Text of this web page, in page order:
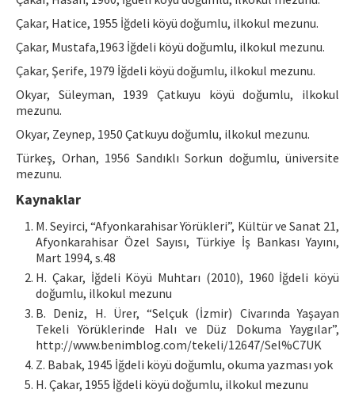
Çakar, Hatice, 1955 İğdeli köyü doğumlu, ilkokul mezunu.
Çakar, Mustafa,1963 İğdeli köyü doğumlu, ilkokul mezunu.
Çakar, Şerife, 1979 İğdeli köyü doğumlu, ilkokul mezunu.
Okyar, Süleyman, 1939 Çatkuyu köyü doğumlu, ilkokul
mezunu.
Okyar, Zeynep, 1950 Çatkuyu doğumlu, ilkokul mezunu.
Türkeş, Orhan, 1956 Sandıklı Sorkun doğumlu, üniversite
mezunu.
Kaynaklar
M. Seyirci, “Afyonkarahisar Yörükleri”, Kültür ve Sanat 21,
Afyonkarahisar Özel Sayısı, Türkiye İş Bankası Yayını,
Mart 1994, s.48
H. Çakar, İğdeli Köyü Muhtarı (2010), 1960 İğdeli köyü
doğumlu, ilkokul mezunu
B. Deniz, H. Ürer, “Selçuk (İzmir) Civarında Yaşayan
Tekeli Yörüklerinde Halı ve Düz Dokuma Yaygılar”,
http://www.benimblog.com/tekeli/12647/Sel%C7UK
Z. Babak, 1945 İğdeli köyü doğumlu, okuma yazması yok
H. Çakar, 1955 İğdeli köyü doğumlu, ilkokul mezunu